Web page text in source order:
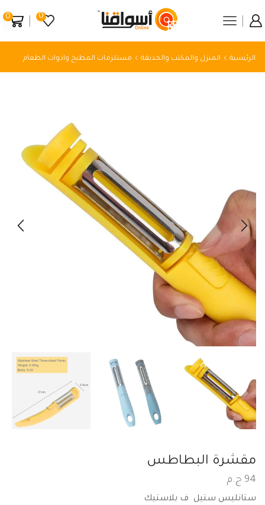
0
0
الرئيسية المنزل والمكتب والحديقة مستلزمات المطبخ وادوات الطعام
مقشرة البطاطس
94 ج.م
ستانليس ستيل ف بلاستيك